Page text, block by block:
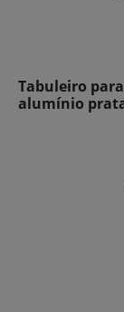
Tabuleiro
alumínio